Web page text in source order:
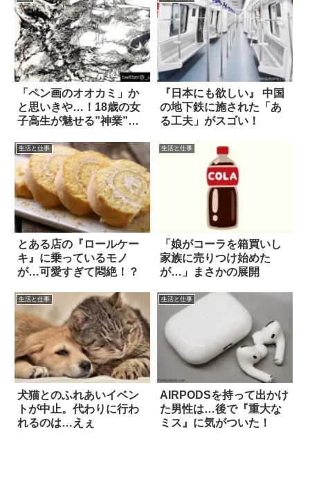
「ペン画のオオカミ」か
と思いきや…！18歳の女
子高生が魅せる”神業”に
『日本にも欲しい』 中国
の地下鉄に施された「あ
る工夫」がスゴい！
生活と仕事
とある店の『ロールケー
キ』に乗っているモノ
が…可愛すぎて悶絶！？
生活と仕事
「娘がコーラを箱買いし
家族に売りつけ始めた
が…」まさかの展開
生活と仕事
犬猫とのふれあいイベン
トが中止。代わりに行わ
れるのは…えぇ
生活と仕事
AIRPODSを持って出かけ
た男性は…後で『重大な
ミス』に気がついた！